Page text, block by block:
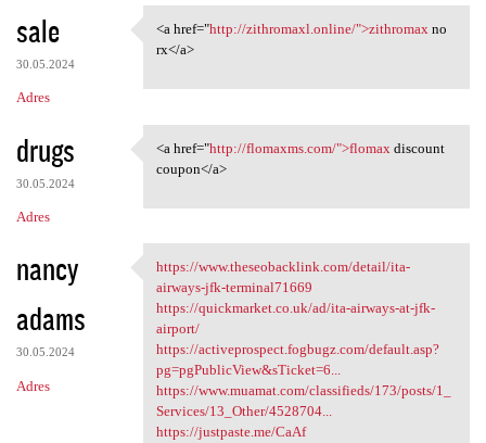
sale
30.05.2024
Adres
<a href="http://zithromaxl
<a href="http://zithromaxl.online/">zithromax no
rx</a>
drugs
30.05.2024
Adres
<a href="http://flomaxms.com/
<a href="http://flomaxms.com/">flomax discount
coupon</a>
nancy
adams
30.05.2024
Adres
https://www.theseobacklink
https://www.theseobacklink.com/detail/ita-
airways-jfk-terminal71669
https://quickmarket.co.uk/ad/ita-airways-at-jfk-
airport/
https://activeprospect.fogbugz.com/default.asp?
pg=pgPublicView&sTicket=6...
https://www.muamat.com/classifieds/173/posts/1_
Services/13_Other/4528704...
https://justpaste.me/CaAf